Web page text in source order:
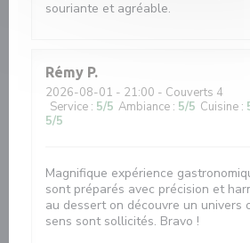
souriante et agréable.
Rémy P
2026-08-01 - 21:00 - Couverts 4
Service : 5/5 Ambiance : 5/5 Cuisine :
5/5
Magnifique expérience
sont préparés avec précision et
au dessert on découvre un univers
sens sont sollicités. Bravo !